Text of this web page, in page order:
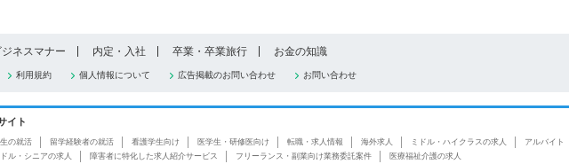
ジネスマナー 内定・入社 卒業・卒業旅行 お金の知識
利用規約 個人情報について 広告掲載のお問い合わせ お問い合わせ
イト
の就活 留学経験者の就活 看護学生向け 医学生・研修医向け 転職・求人情報 海外求人 ミドル・ハイクラスの求人 アルバイト
ドル・シニアの求人
障害者に特化した求人紹介サービス フリーランス・副業向け業務委託案件 医療福祉介護の求人